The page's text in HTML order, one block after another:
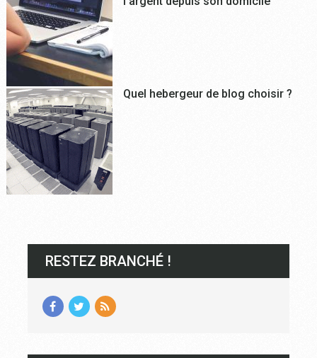
Quel hebergeur de blog choisir ?
RESTEZ BRANCHÉ !